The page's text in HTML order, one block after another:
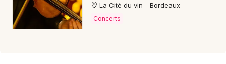
La Cité du vin - Bordeaux
Concerts